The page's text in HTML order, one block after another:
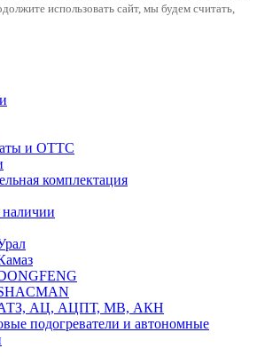
использовать сайт, мы будем считать,
и ОТТС
комплектация
АТЗ, АЦ, АЦПТ, МВ, АКН
подогреватели и автономные